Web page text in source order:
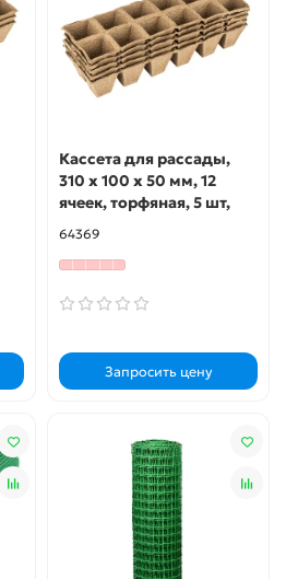
Кассета для рассады,
310 х 100 х 50 мм, 12
ячеек, торфяная, 5 шт,
64369
Запросить цену